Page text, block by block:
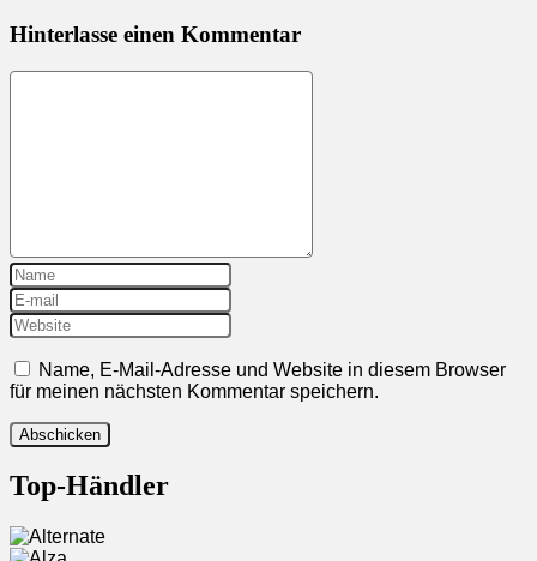
Hinterlasse einen Kommentar
Name, E-Mail-Adresse und Website in diesem Browser
für meinen nächsten Kommentar speichern.
Top-Händler